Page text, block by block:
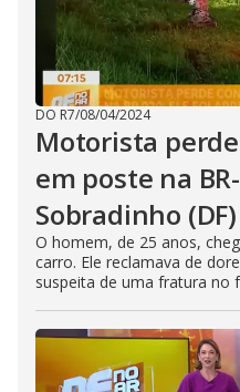
DO R7/08/04/2024
Motorista
em poste na
Sobradinho (DF)
O homem, de 25 anos,
carro. Ele reclamava de
suspeita de uma fratura no